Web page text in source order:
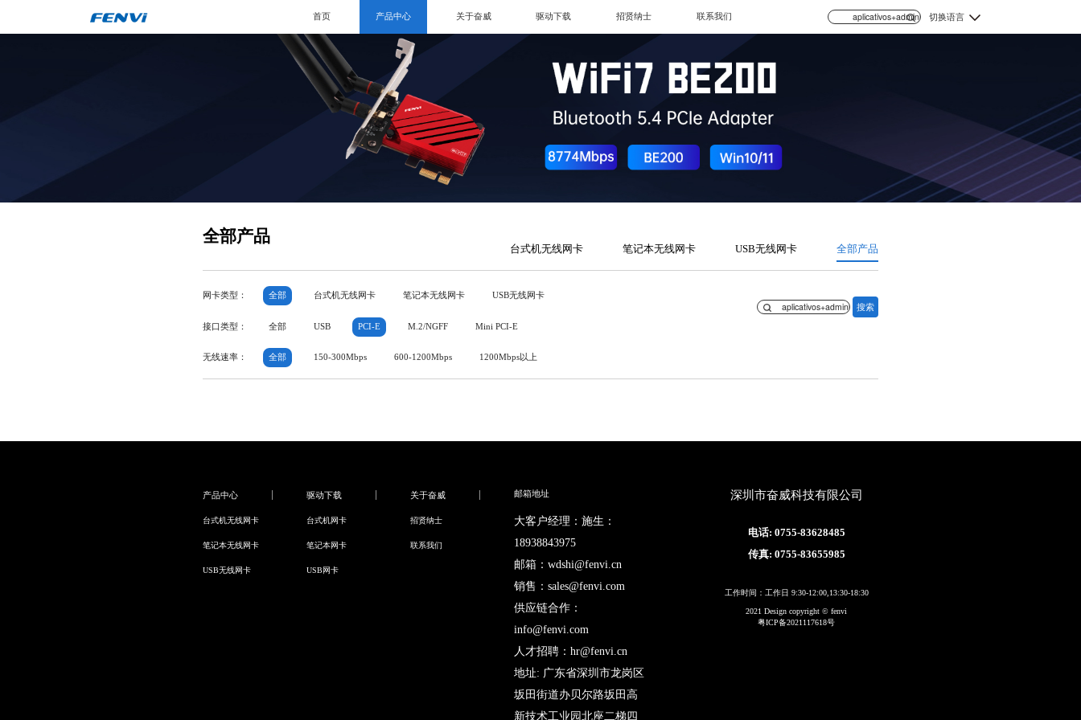
首页 产品中心 关于奋威 驱动下载 招贤纳士 联系我们 切换语言
全部产品
台式机无线网卡 笔记本无线网卡 USB无线网卡 全部产品
网卡类型： 全部 台式机无线网卡 笔记本无线网卡 USB无线网卡
搜索
接口类型： 全部 USB PCI-E M.2/NGFF Mini PCI-E
无线速率： 全部 150-300Mbps 600-1200Mbps 1200Mbps以上
产品中心
台式机无线网卡
笔记本无线网卡
USB无线网卡
驱动下载
台式机网卡
笔记本网卡
USB网卡
关于奋威
招贤纳士
联系我们
邮箱地址
大客户经理：施生：
18938843975
邮箱：wdshi@fenvi.cn
销售：sales@fenvi.com
供应链合作：
info@fenvi.com
人才招聘：hr@fenvi.cn
地址: 广东省深圳市龙岗区
坂田街道办贝尔路坂田高
新技术工业园北座二梯四
深圳市奋威科技有限公司
电话: 0755-83628485
传真: 0755-83655985
工作时间：工作日 9:30-12:00,13:30-18:30
2021 Design copyright © fenvi
粤ICP备2021117618号